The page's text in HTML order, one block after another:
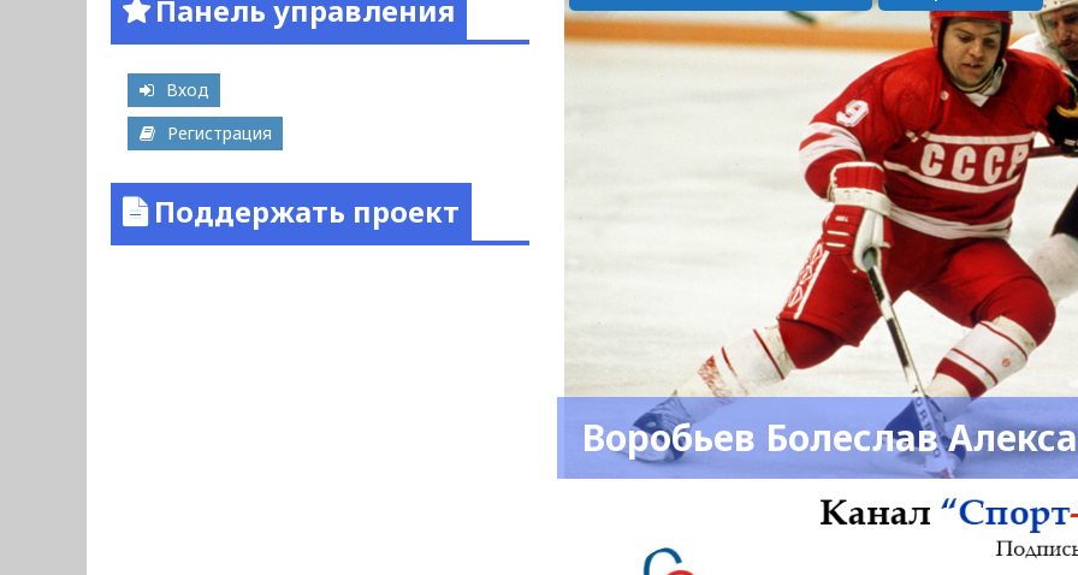
Воробьев Болеслав
Панель управления
Вход
Регистрация
Поддержать проект